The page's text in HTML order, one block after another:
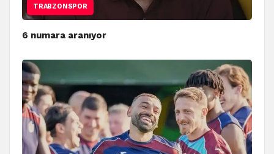
TRABZONSPOR
6 numara aranıyor